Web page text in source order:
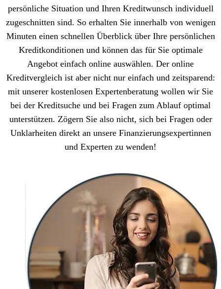
persönliche Situation und Ihren Kreditwunsch individuell
zugeschnitten sind. So erhalten Sie innerhalb von wenigen
Minuten einen schnellen Überblick über Ihre persönlichen
Kreditkonditionen und können das für Sie optimale
Angebot einfach online auswählen. Der online
Kreditvergleich ist aber nicht nur einfach und zeitsparend:
mit unserer kostenlosen Expertenberatung wollen wir Sie
bei der Kreditsuche und bei Fragen zum Ablauf optimal
unterstützen. Zögern Sie also nicht, sich bei Fragen oder
Unklarheiten direkt an unsere Finanzierungsexpertinnen
und Experten zu wenden!